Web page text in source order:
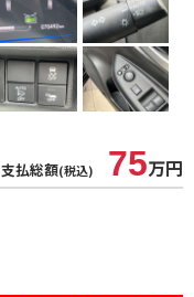
支払総額(税込) 75万円